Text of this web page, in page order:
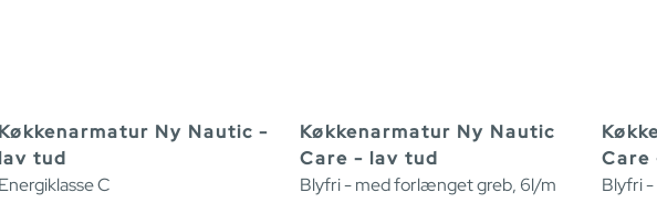
Køkkenarmatur Ny Nautic -
lav tud
Energiklasse C
Køkkenarmatur Ny Nautic
Care - lav tud
Blyfri - med forlænget greb, 6l/m
Care
Blyfri